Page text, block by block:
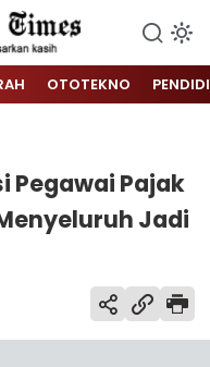
OTOTEKNO
Pegawai Pajak
Jadi